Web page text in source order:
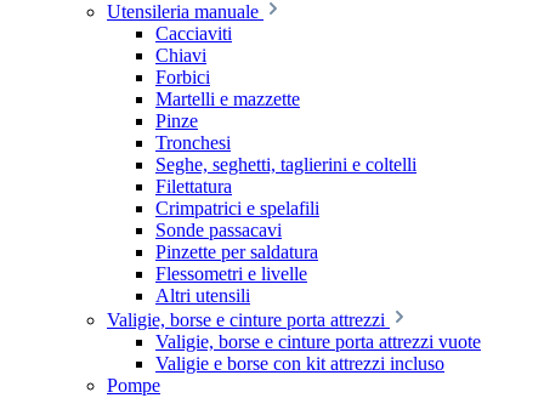
Utensileria manuale
Cacciaviti
Chiavi
Forbici
Martelli e mazzette
Pinze
Tronchesi
Seghe, seghetti, taglierini e coltelli
Filettatura
Crimpatrici e spelafili
Sonde passacavi
Pinzette per saldatura
Flessometri e livelle
Altri utensili
Valigie, borse e cinture porta attrezzi
Valigie, borse e cinture porta attrezzi vuote
Valigie e borse con kit attrezzi incluso
Pompe